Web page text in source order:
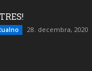
28. decembra, 2020